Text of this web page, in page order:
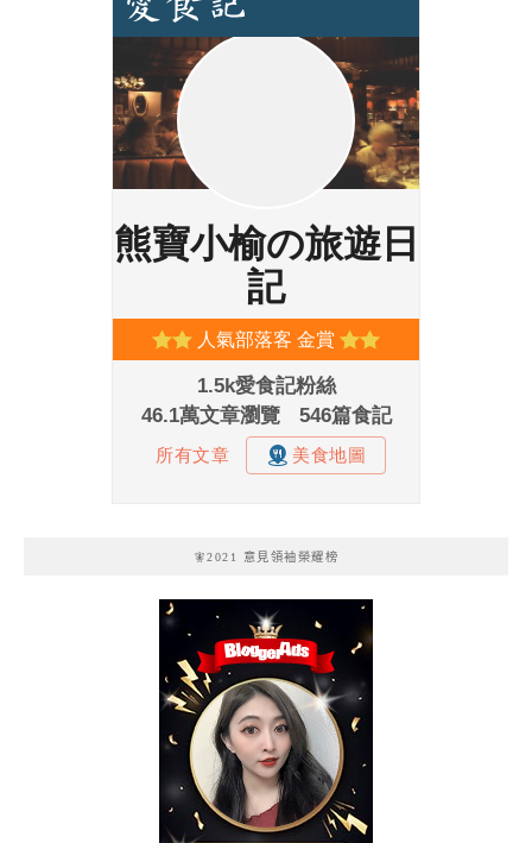
🧚2021 意見領袖榮耀榜